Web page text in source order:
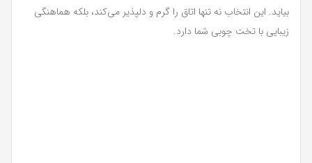
بیاید. این انتخاب نه تنها اتاق را گرم و دلپذیر می‌کند، بلکه هماهنگی
زیبایی با تخت چوبی شما دارد.